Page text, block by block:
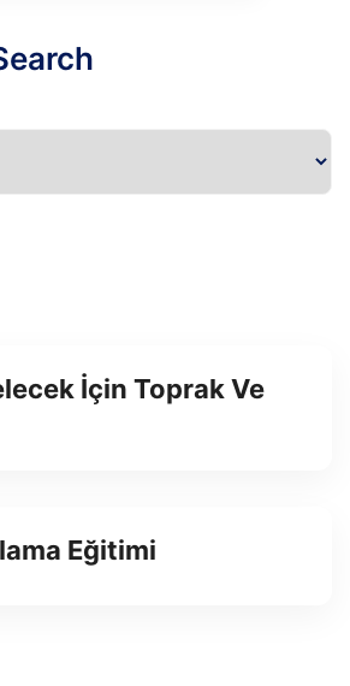
İçin Toprak Ve
Eğitimi